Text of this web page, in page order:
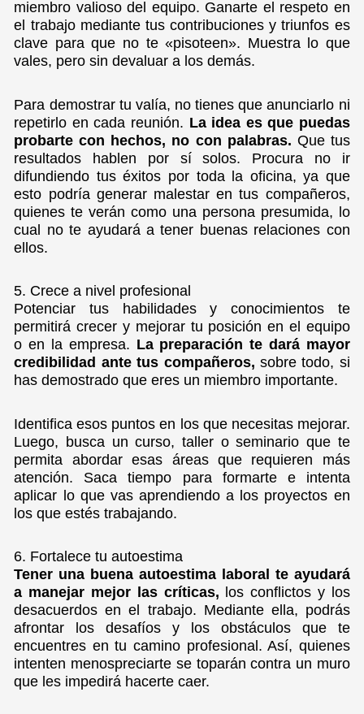
miembro valioso del equipo. Ganarte el respeto en
el trabajo mediante tus contribuciones y triunfos es
clave para que no te «pisoteen». Muestra lo que
vales, pero sin devaluar a los demás.
Para demostrar tu valía, no tienes que anunciarlo ni
repetirlo en cada reunión. La idea es que puedas
probarte con hechos, no con palabras. Que tus
resultados hablen por sí solos. Procura no ir
difundiendo tus éxitos por toda la oficina, ya que
esto podría generar malestar en tus compañeros,
quienes te verán como una persona presumida, lo
cual no te ayudará a tener buenas relaciones con
ellos.
5. Crece a nivel profesional
Potenciar tus habilidades y conocimientos te
permitirá crecer y mejorar tu posición en el equipo
o en la empresa. La preparación te dará mayor
credibilidad ante tus compañeros, sobre todo, si
has demostrado que eres un miembro importante.
Identifica esos puntos en los que necesitas mejorar.
Luego, busca un curso, taller o seminario que te
permita abordar esas áreas que requieren más
atención. Saca tiempo para formarte e intenta
aplicar lo que vas aprendiendo a los proyectos en
los que estés trabajando.
6. Fortalece tu autoestima
Tener una buena autoestima laboral te ayudará
a manejar mejor las críticas, los conflictos y los
desacuerdos en el trabajo. Mediante ella, podrás
afrontar los desafíos y los obstáculos que te
encuentres en tu camino profesional. Así, quienes
intenten menospreciarte se toparán contra un muro
que les impedirá hacerte caer.